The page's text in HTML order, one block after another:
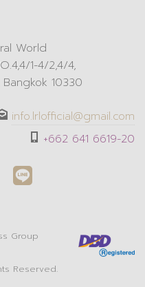
World
1-4/2,4/4,
10330
info.lrlofficial@gmail.com
+662 641 6619-20
Group
Reserved.